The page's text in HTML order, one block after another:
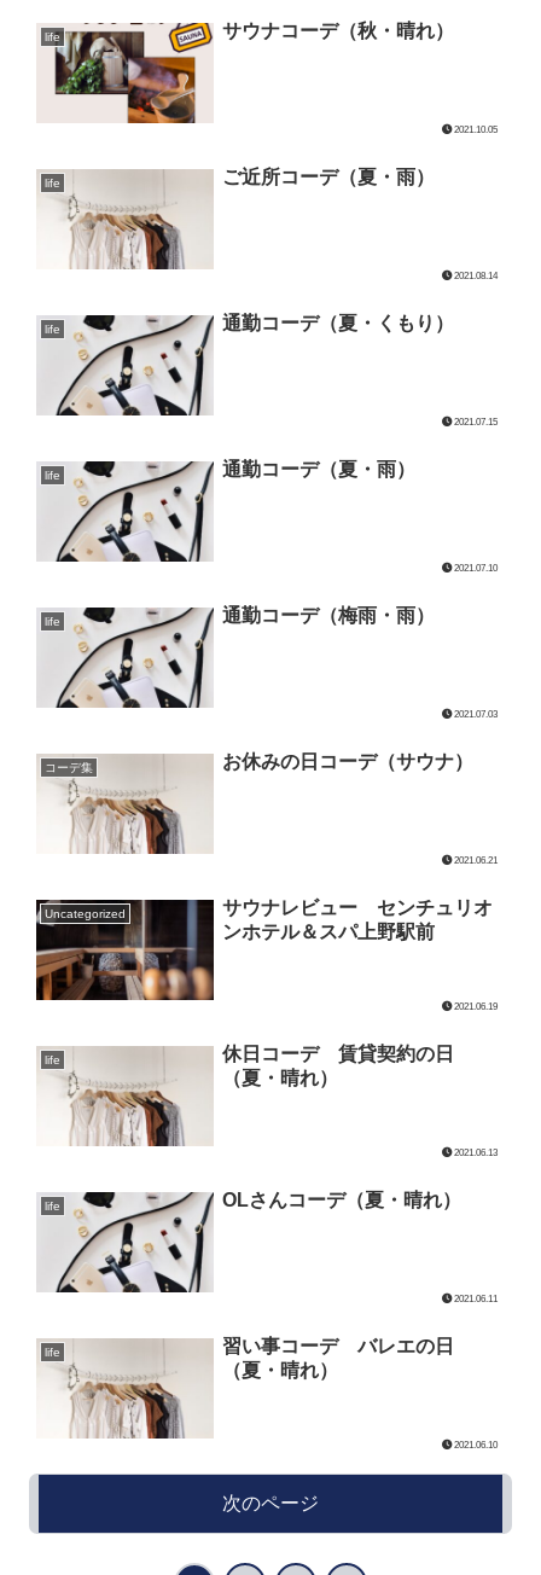
life サウナコーデ（秋・晴れ）
2021.10.05
life ご近所コーデ（夏・雨）
2021.08.14
life 通勤コーデ（夏・くもり）
2021.07.15
life 通勤コーデ（夏・雨）
2021.07.10
life 通勤コーデ（梅雨・雨）
2021.07.03
コーデ集 お休みの日コーデ（サウナ）
2021.06.21
Uncategorized
サウナレビュー センチュリオ
ンホテル＆スパ上野駅前
2021.06.19
life
休日コーデ 賃貸契約の日
（夏・晴れ）
2021.06.13
life OLさんコーデ（夏・晴れ）
2021.06.11
life
習い事コーデ バレエの日
（夏・晴れ）
2021.06.10
次のページ